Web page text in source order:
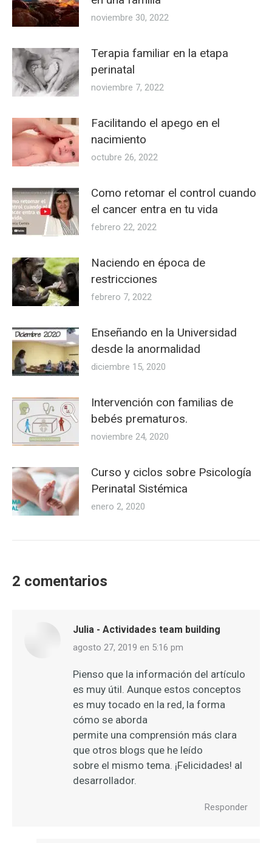
noviembre 30, 2022
Terapia familiar en la etapa
perinatal
noviembre 7, 2022
Facilitando el apego en el
nacimiento
octubre 26, 2022
Como retomar el control cuando
el cancer entra en tu vida
febrero 22, 2022
Naciendo en época de
restricciones
febrero 7, 2022
Enseñando en la Universidad
desde la anormalidad
diciembre 15, 2020
Intervención con familias de
bebés prematuros.
noviembre 24, 2020
Curso y ciclos sobre Psicología
Perinatal Sistémica
enero 2, 2020
2 comentarios
Julia - Actividades team building
dice:
agosto 27, 2019 en 5:16 pm
Pienso que la información del artículo
es muy útil. Aunque estos conceptos
es muy tocado en la red, la forma
cómo se aborda
permite una comprensión más clara
que otros blogs que he leído
sobre el mismo tema. ¡Felicidades! al
desarrollador.
Responder